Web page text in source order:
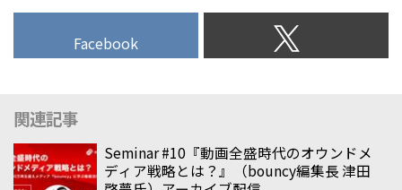
Facebook
関連記事
Seminar #10『動画全盛時代のオウンドメ
ディア戦略とは？』（bouncy編集長 津田